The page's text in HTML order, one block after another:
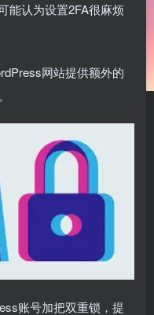
能认为设置2FA很麻烦
网站提供额外的
账号加把双重锁，提